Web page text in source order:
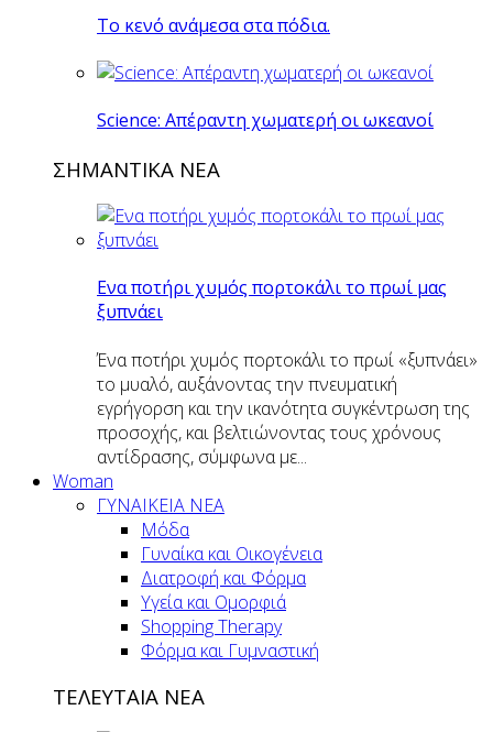
Το κενό ανάμεσα στα πόδια.
Science: Απέραντη χωματερή οι ωκεανοί
ΣΗΜΑΝΤΙΚΑ ΝΕΑ
Eνα ποτήρι χυμός πορτοκάλι το πρωί μας
ξυπνάει
Ένα ποτήρι χυμός πορτοκάλι το πρωί «ξυπνάει»
το μυαλό, αυξάνοντας την πνευματική
εγρήγορση και την ικανότητα συγκέντρωση της
προσοχής, και βελτιώνοντας τους χρόνους
αντίδρασης, σύμφωνα με...
Woman
ΓΥΝΑΙΚΕΙΑ ΝΕΑ
Μόδα
Γυναίκα και Οικογένεια
Διατροφή και Φόρμα
Υγεία και Ομορφιά
Shopping Therapy
Φόρμα και Γυμναστική
ΤΕΛΕΥΤΑΙΑ ΝΕΑ